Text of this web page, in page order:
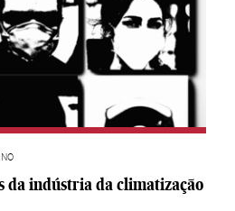
da indústria da climatização